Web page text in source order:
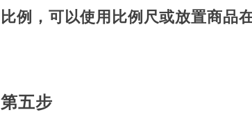
比例，可以使用比例尺或放置商品
第五步